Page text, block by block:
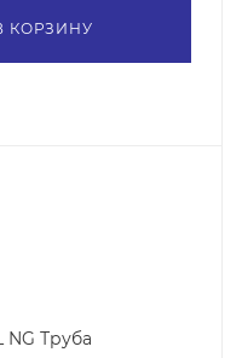
КОРЗИНУ
NG Труба